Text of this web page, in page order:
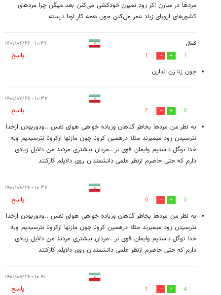
مردها در میارن اکر زود نمیرن خودکشی می‌کنن بعد میگن چرا مردهای
کشورهای اروپای زیاد عمر می‌کنن چون همه کار اونا درسته
کمال ۱۰:۲۹ - ۱۴۰۱/۰۴/۲۶
1
1
پاسخ
چون زنا زن ندارن
۱۰:۳۷ - ۱۴۰۱/۰۴/۲۶
0
2
پاسخ
به نظر من مردها بخاطر گناهان وزباده خواهی هوای نفس ..ودوربودن ازخدا
نترسیدن زود میمیرند مثلا درهمین کرونا چون مازنها ازکرونا نترسیدیم وبه
خدا توگل داستیم وایمان قوی تر ..مردان بیشتری مردند من دلایل زیادی
دارم که حتی حاضرم ازنظر علمی دانشمندان روی دلایلم کارکنند
۱۰:۳۷ - ۱۴۰۱/۰۴/۲۶
0
0
پاسخ
به نظر من مردها بخاطر گناهان وزباده خواهی هوای نفس ..ودوربودن ازخدا
نترسیدن زود میمیرند مثلا درهمین کرونا چون مازنها ازکرونا نترسیدیم وبه
خدا توگل داستیم وایمان قوی تر ..مردان بیشتری مردند من دلایل زیادی
دارم که حتی حاضرم ازنظر علمی دانشمندان روی دلایلم کارکنند
۱۰:۴۱ - ۱۴۰۱/۰۴/۲۶
4
1
پاسخ